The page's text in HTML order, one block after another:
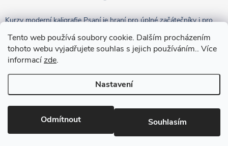
Tento web používá soubory cookie. Dalším procházením
tohoto webu vyjadřujete souhlas s jejich používáním.. Více
informacízde.
Nastavení
Odmítnout Souhlasím
Kurzy moderní kaligrafie Psaní je hraní pro úplné začátečníky i pro
pokročilejší "kreativce".
Copyright 2026Brushpen.cz. Všechna práva vyhrazena.Upravit
nastavení cookies